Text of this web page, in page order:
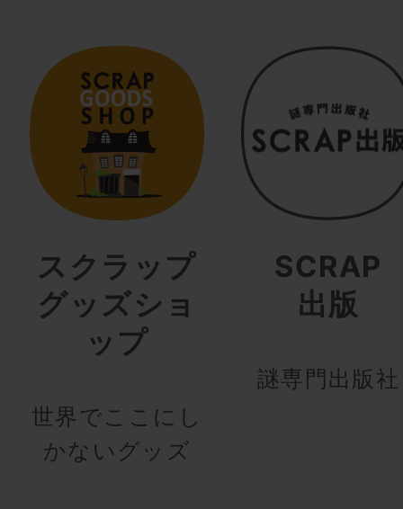
スクラップ
グッズショ
ップ
世界でここにし
かないグッズ
SCRAP
出版
謎専門出版社